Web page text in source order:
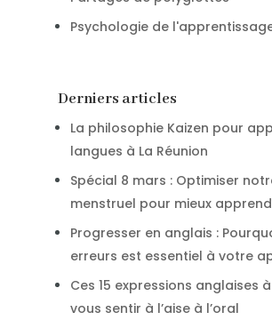
Psychologie de
Derniers articles
La philosophie Kaizen pour
langues à La Réunion
Spécial 8 mars : Optimiser
menstruel pour mieux
Progresser en anglais :
erreurs est essentiel à votre
Ces 15 expressions anglaises
vous sentir à l’aise à l’oral